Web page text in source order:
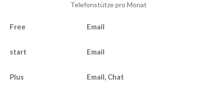
Telefonstütze pro Monat
Email
Email
Email, Chat